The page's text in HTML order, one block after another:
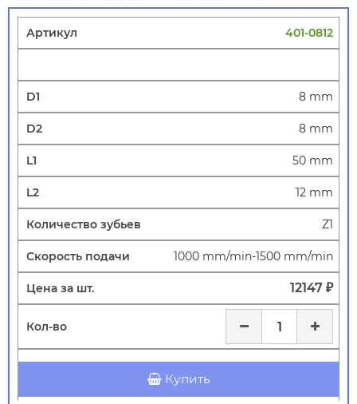
401-0812
8 mm
8 mm
50 mm
12 mm
Z1
1000 mm/min-1500 mm/min
12147 ₽
Купить